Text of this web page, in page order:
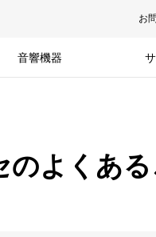
お
音響機器
のよくあ